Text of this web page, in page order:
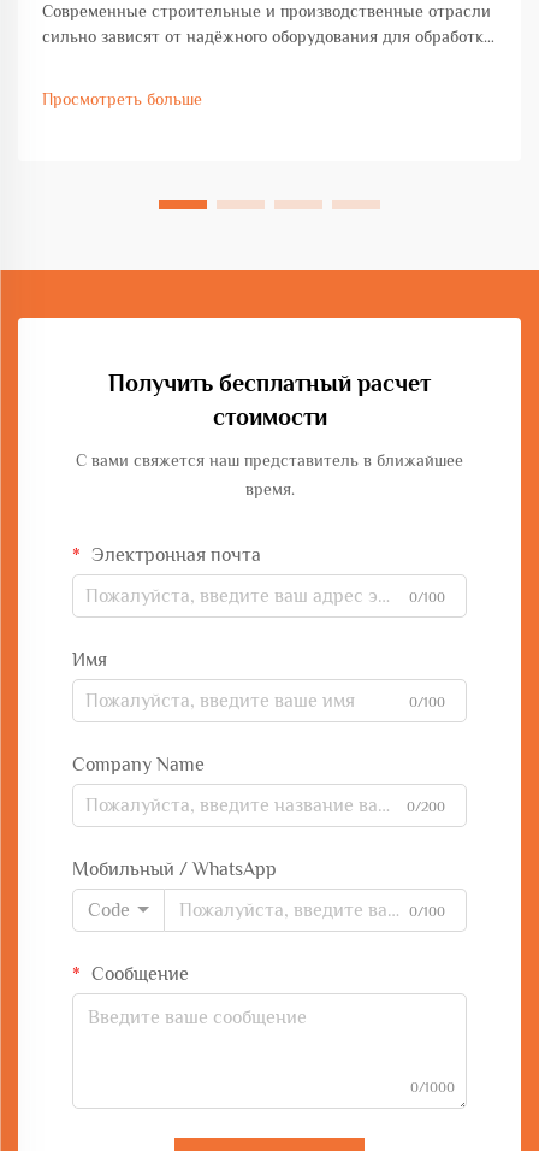
Современные строительные и производственные отрасли
сильно зависят от надёжного оборудования для обработки
обработки стальных прутков напрямую влияет на сроки
Просмотреть больше
Получить бесплатный расчет
стоимости
С вами свяжется наш представитель в ближайшее
время.
Электронная почта
0/100
Имя
0/100
Company Name
0/200
Мобильный / WhatsApp
Code
0/100
Сообщение
0/1000